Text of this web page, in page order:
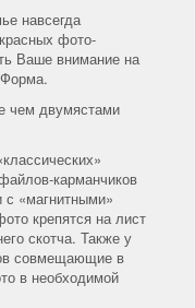
навсегда
фото-
Ваше внимание на
чем двумястами
карманчиков
«магнитными»
крепятся на лист
скотча. Также у
совмещающие в
в необходимой